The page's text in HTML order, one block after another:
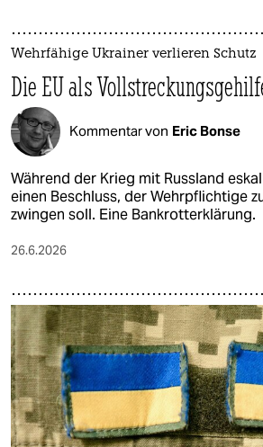
Wehrfähige Ukrainer verlieren Schutz
Die EU als
Kommentar von Eric Bonse
Während der Krieg mit Russland
einen Beschluss, der Wehrpflichtige
zwingen soll. Eine Bankrotterklärung.
26.6.2026